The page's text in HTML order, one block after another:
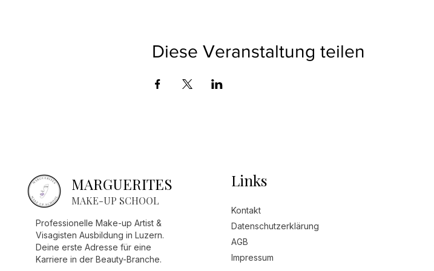
Diese Veranstaltung teilen
MARGUERITES
MAKE-UP SCHOOL
Professionelle Make-up Artist &
Visagisten Ausbildung in Luzern.
Deine erste Adresse für eine
Karriere in der Beauty-Branche.
Links
Kontakt
Datenschutzerklärung
AGB
Impressum